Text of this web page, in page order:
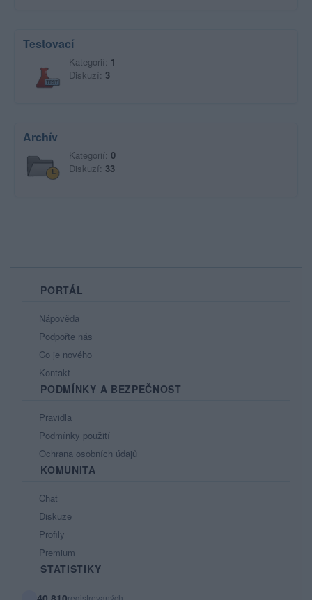
Testovací
Kategorií: 1
Diskuzí: 3
Archív
Kategorií: 0
Diskuzí: 33
PORTÁL
Nápověda
Podpořte nás
Co je nového
Kontakt
PODMÍNKY A BEZPEČNOST
Pravidla
Podmínky použití
Ochrana osobních údajů
KOMUNITA
Chat
Diskuze
Profily
Premium
STATISTIKY
registrovaných